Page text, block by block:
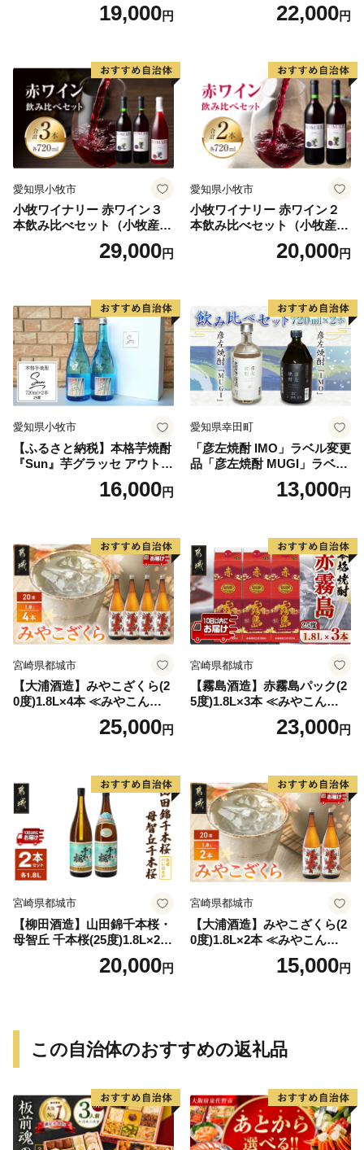
19,000円 22,000円
愛知県小牧市
小牧ワイナリー 赤ワイン３
本飲み比べセット（小牧産ぶ
どう100％使用）29,000円
愛知県小牧市
小牧ワイナリー 赤ワイン２
本飲み比べセット（小牧産ぶ
どう100％使用）20,000円
愛知県小牧市
【ふるさと納税】本格芋焼酎
『Sun』芋グラッセ アウトド
ア ソロキャンプ ベランピン
グ 巣ごもり 就労支援16,000円
愛知県幸田町
「彦左焼酎 IMO」ラベル変更
品「彦左焼酎 MUGI」ラベル
変更品 飲み比べ セット 合計
2本 720ml×各1本 25度 焼酎
13,000円
宮崎県都城市
【大浦酒造】みやこざくら(2
0度)1.8L×4本 ≪みやこんじょ
特急便≫_AD-077125,000円
宮崎県都城市
【霧島酒造】赤霧島パック(2
5度)1.8L×3本 ≪みやこんじょ
特急便≫_23-07-K03P-1800-3
23,000円
宮崎県都城市
【柳田酒造】山田錦千本桜・
母智丘 千本桜(25度)1.8L×2本
≪みやこんじょ特急便≫_AC
20,000円
宮崎県都城市
【大浦酒造】みやこざくら(2
0度)1.8L×2本 ≪みやこんじょ
特急便≫_MJ-077115,000円
この自治体のおすすめの返礼品